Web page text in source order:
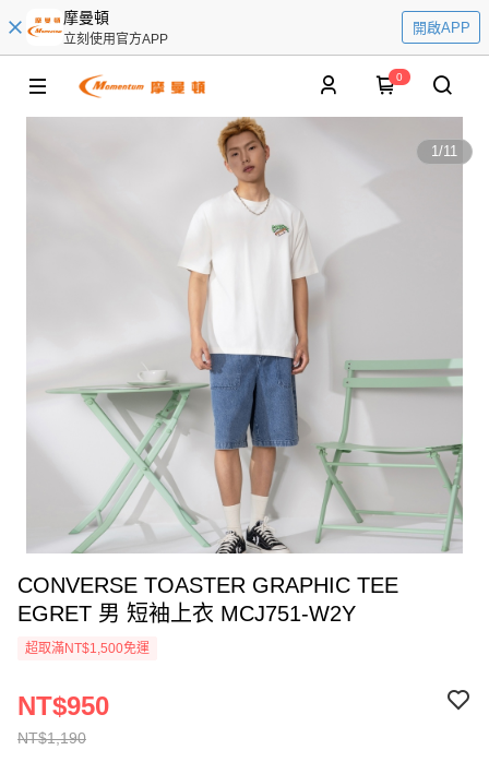
摩曼頓
立刻使用官方APP
開啟APP
0
1/11
CONVERSE TOASTER GRAPHIC TEE
EGRET 男 短袖上衣 MCJ751-W2Y
超取滿NT$1,500免運
NT$1,190
NT$950